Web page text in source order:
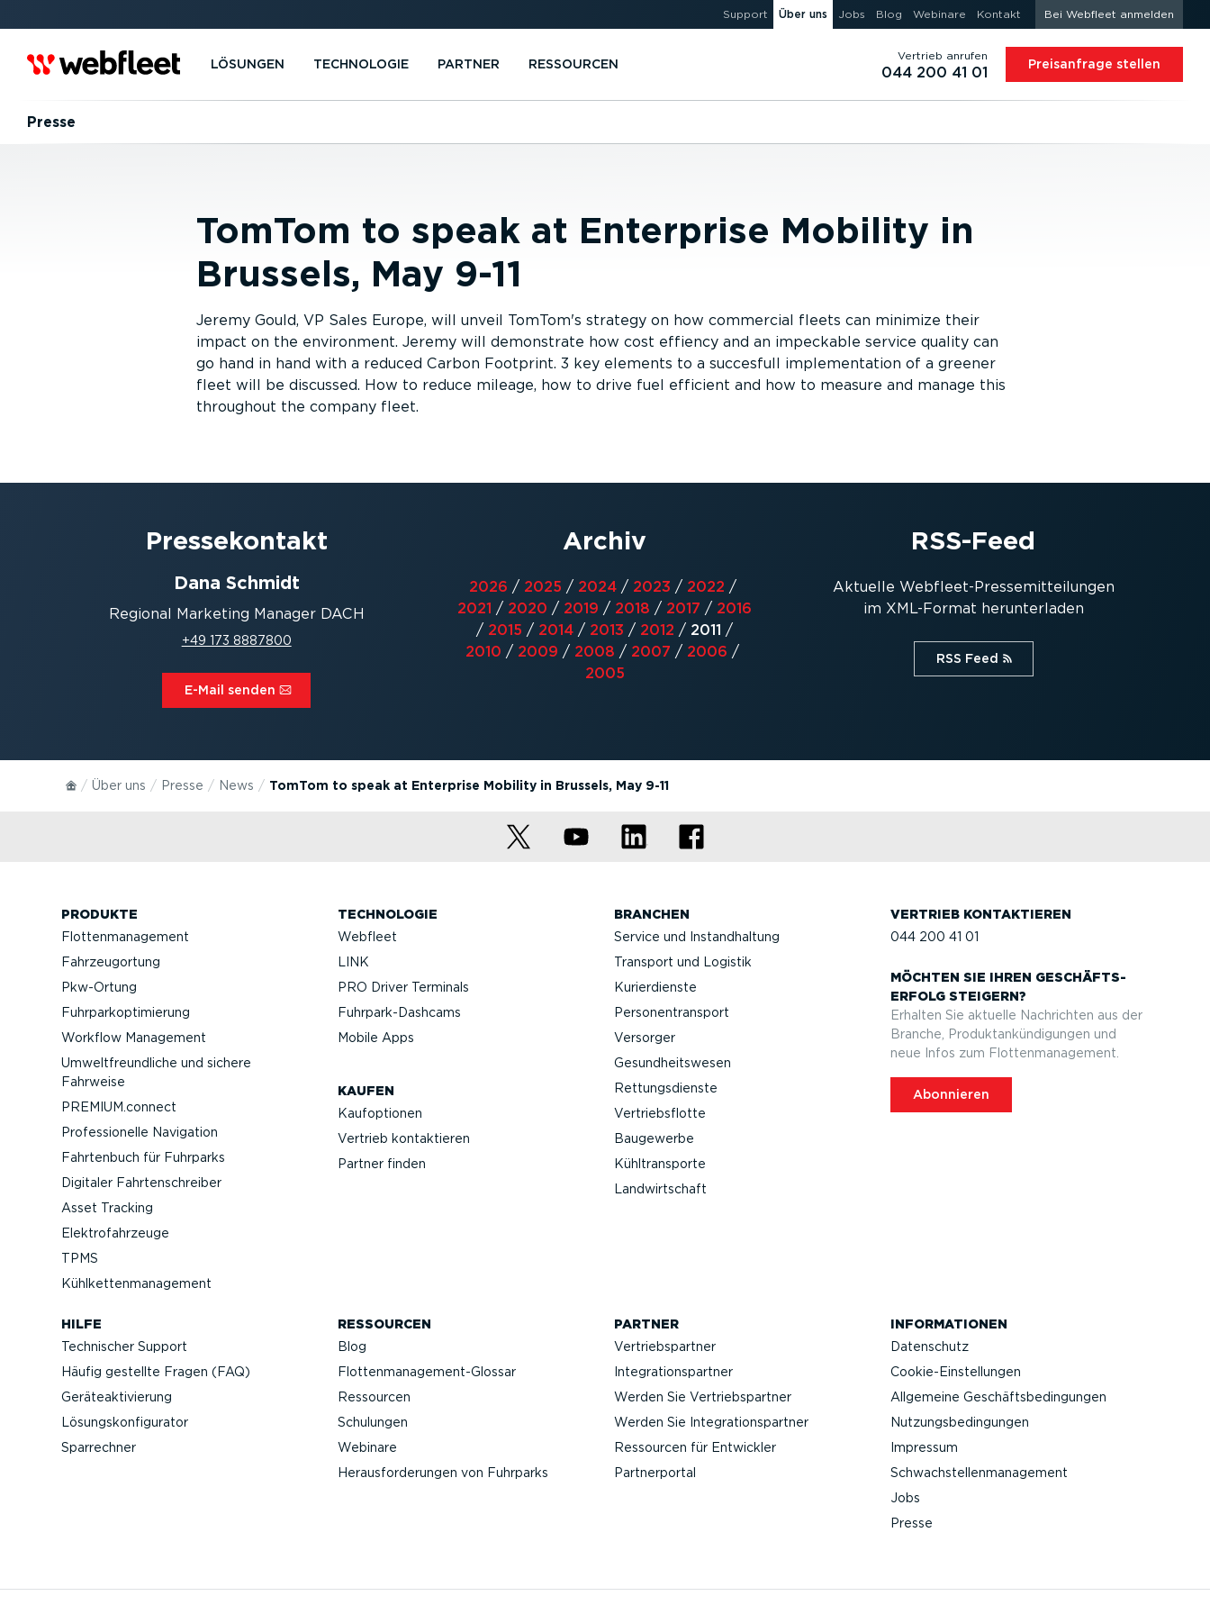
Support Über uns Jobs Blog Webinare Kontakt Bei Webfleet anmelden
LÖSUNGEN TECHNOLOGIE PARTNER RESSOURCEN
Vertrieb anrufen
044 200 41 01 Preis­an­frage stellen
Presse
TomTom to speak at Enterprise Mobility in
Brussels, May 9-11
Jeremy Gould, VP Sales Europe, will unveil TomTom's strategy on how commercial fleets can minimize their
impact on the environment. Jeremy will demonstrate how cost effiency and an impeckable service quality can
go hand in hand with a reduced Carbon Footprint. 3 key elements to a succesfull implementation of a greener
fleet will be discussed. How to reduce mileage, how to drive fuel efficient and how to measure and manage this
throughout the company fleet.
Presse­kontakt
Dana Schmidt
Regional Marketing Manager DACH
+49 173 8887800
E-Mail senden⁠
Archiv
2026 / 2025 / 2024/ 2023 / 2022 /
2021 / 2020 / 2019 / 2018 / 2017 / 2016
/ 2015 / 2014 / 2013 / 2012 / 2011 /
2010 / 2009 / 2008 / 2007 / 2006 /
2005
RSS-Feed
Aktuelle Webfleet-Pres­se­mit­tei­lungen
im XML-Format herun­ter­laden
RSS Feed⁠
Über uns Presse News TomTom to speak at Enterprise Mobility in Brussels, May 9-11
PRODUKTE
Flotten­ma­nagement
Fahrzeu­g­ortung
Pkw-Ortung
Fuhrpar­k­op­ti­mierung
Workflow Management
Umwelt­freund­liche und sichere
Fahrweise
PREMIUM.connect
Profes­sio­nelle Navigation
Fahrtenbuch für Fuhrparks
Digitaler Fahrten­schreiber
Asset Tracking
Elektro­fahr­zeuge
TPMS
Kühlket­ten­ma­nagement
TECHNOLOGIE
Webfleet
LINK
PRO Driver Terminals
Fuhrpar­k-Da­shcams
Mobile Apps
KAUFEN
Kaufop­tionen
Vertrieb kontak­tieren
Partner finden
BRANCHEN
Service und Instand­haltung
Transport und Logistik
Kurier­dienste
Perso­nen­transport
Versorger
Gesund­heits­wesen
Rettungs­dienste
Vertriebs­flotte
Baugewerbe
Kühltrans­porte
Landwirt­schaft
VERTRIEB KONTAK­TIEREN
044 200 41 01
MÖCHTEN SIE IHREN GESCHÄFTS­
ERFOLG STEIGERN?
Erhalten Sie aktuelle Nachrichten aus der
Branche, Produktan­kün­di­gungen und
neue Infos zum Flotten­ma­nagement.
Abonnieren
HILFE
Technischer Support
Häufig gestellte Fragen (FAQ)
Geräteak­ti­vierung
Lösungs­kon­fi­gu­rator
Sparrechner
RESSOURCEN
Blog
Flotten­management-Glossar
Ressourcen
Schulungen
Webinare
Heraus­for­de­rungen von Fuhrparks
PARTNER
Vertriebs­partner
Integra­ti­ons­partner
Werden Sie Vertriebs­partner
Werden Sie Integra­ti­ons­partner
Ressourcen für Entwickler
Partner­portal
INFOR­MA­TIONEN
Datenschutz
Cookie-Ein­stel­lungen
Allgemeine Geschäfts­be­din­gungen
Nutzungs­be­din­gungen
Impressum
Schwach­stel­len­ma­nagement
Jobs
Presse